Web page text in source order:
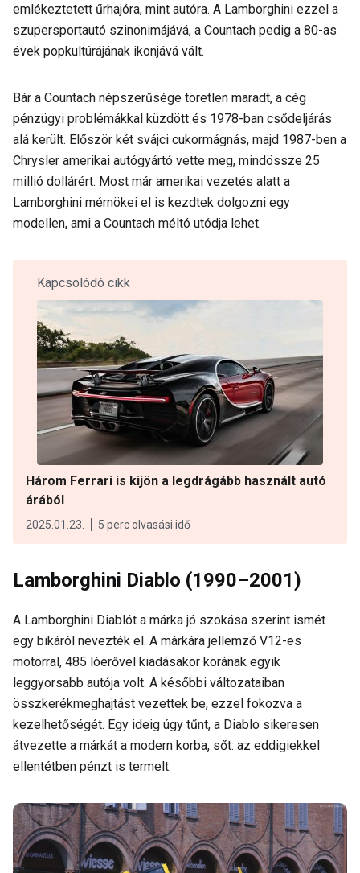
emlékeztetett űrhajóra, mint autóra. A Lamborghini ezzel a
szupersportautó szinonimájává, a Countach pedig a 80-as
évek popkultúrájának ikonjává vált.
Bár a Countach népszerűsége töretlen maradt, a cég
pénzügyi problémákkal küzdött és 1978-ban csődeljárás
alá került. Először két svájci cukormágnás, majd 1987-ben a
Chrysler amerikai autógyártó vette meg, mindössze 25
millió dollárért. Most már amerikai vezetés alatt a
Lamborghini mérnökei el is kezdtek dolgozni egy
modellen, ami a Countach méltó utódja lehet.
Kapcsolódó cikk
Három Ferrari is kijön a legdrágább használt autó
árából
2025.01.23. 5 perc olvasási idő
Lamborghini Diablo (1990–2001)
A Lamborghini Diablót a márka jó szokása szerint ismét
egy bikáról nevezték el. A márkára jellemző V12-es
motorral, 485 lóerővel kiadásakor korának egyik
leggyorsabb autója volt. A későbbi változataiban
összkerékmeghajtást vezettek be, ezzel fokozva a
kezelhetőségét. Egy ideig úgy tűnt, a Diablo sikeresen
átvezette a márkát a modern korba, sőt: az eddigiekkel
ellentétben pénzt is termelt.